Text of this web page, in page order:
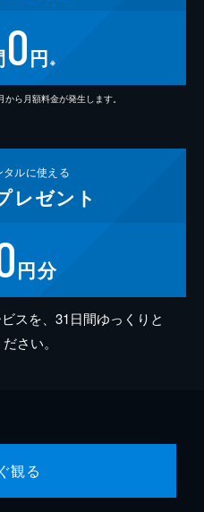
0円 ※
ら月額料金が発生します。
タルに使える
レゼント
円分
スを、31日間ゆっくりと
さい。
観る